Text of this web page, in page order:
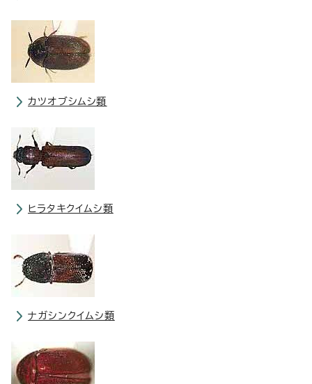
カツオブシムシ類
ヒラタキクイムシ類
ナガシンクイムシ類